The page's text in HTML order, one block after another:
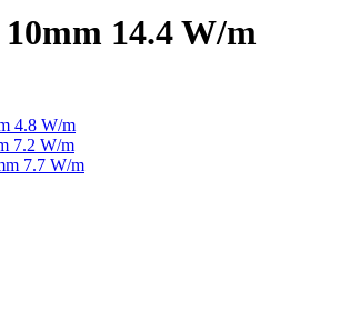
14.4 W/m
4.8 W/m
7.2 W/m
7.7 W/m